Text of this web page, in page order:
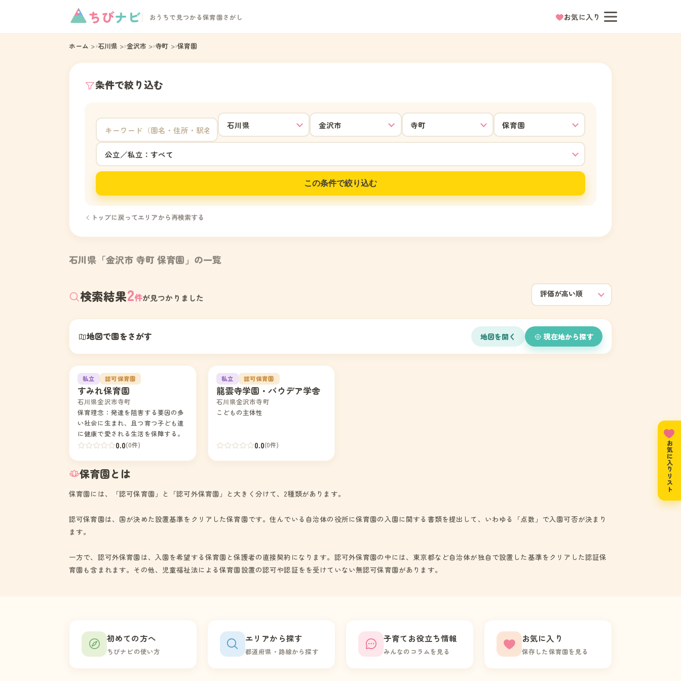
ちびナビ おうちで見つかる保育園さがし お気に入り
ホーム 石川県 金沢市 寺町 保育園
条件で絞り込む
この条件で絞り込む
トップに戻ってエリアから再検索する
石川県「金沢市 寺町 保育園」の一覧
検索結果2件が見つかりました
地図で園をさがす 地図を開く 現在地から探す
1私立 認可保育園
すみれ保育園
石川県金沢市寺町
保育理念：発達を阻害する要因の多
い社会に生まれ、且つ育つ子ども達
に健康で愛される生活を保障する。
0.0(0件)
2私立 認可保育園
龍雲寺学園・バウデア学舎
石川県金沢市寺町
こどもの主体性
0.0(0件)
保育園とは
保育園には、「認可保育園」と「認可外保育園」と大きく分けて、2種類があります。
認可保育園は、国が決めた設置基準をクリアした保育園です。住んでいる自治体の役所に保育園の入園に関する書類を提出して、いわゆる「点数」で入園可否が決まり
ます。
一方で、認可外保育園は、入園を希望する保育園と保護者の直接契約になります。認可外保育園の中には、東京都など自治体が独自で設置した基準をクリアした認証保
育園も含まれます。その他、児童福祉法による保育園設置の認可や認証をを受けていない無認可保育園があります。
初めての方へ
ちびナビの使い方
エリアから探す
都道府県・路線から探す
子育てお役立ち情報
みんなのコラムを見る
お気に入り
保存した保育園を見る
お気に入りリスト